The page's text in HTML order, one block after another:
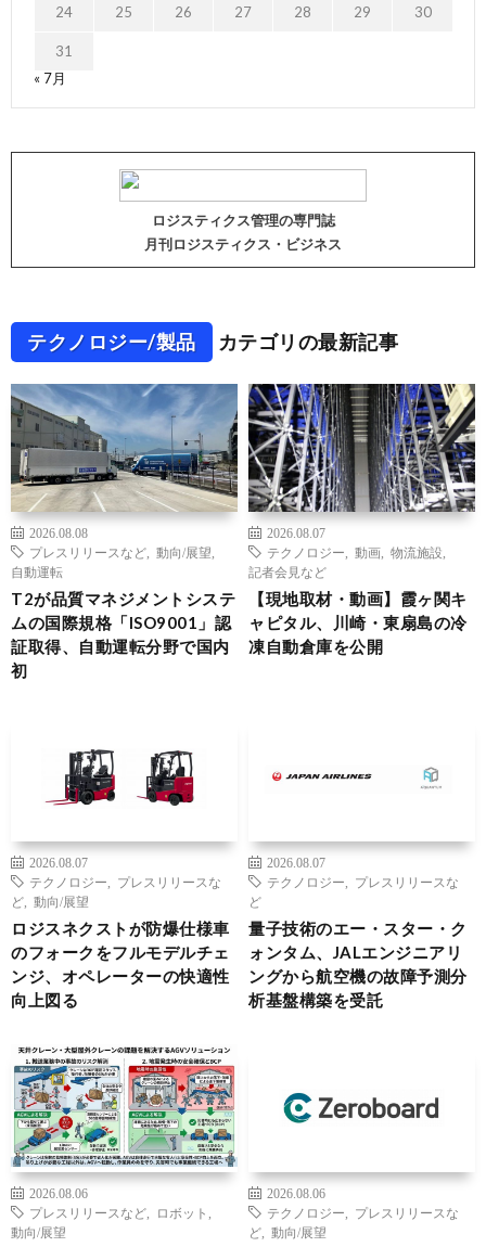
24 25 26 27 28 29 30
31
« 7月
ロジスティクス管理の専門誌
月刊ロジスティクス・ビジネス
テクノロジー/製品 カテゴリの最新記事
2026.08.08
プレスリリースなど
動向/展望
自動運転
T2が品質マネジメントシステ
ムの国際規格「ISO9001」認
証取得、自動運転分野で国内
初
2026.08.07
テクノロジー
動画 物流施設
記者会見など
【現地取材・動画】霞ヶ関キ
ャピタル、川崎・東扇島の冷
凍自動倉庫を公開
2026.08.07
テクノロジー
プレスリリースな
ど
動向/展望
ロジスネクストが防爆仕様車
のフォークをフルモデルチェ
ンジ、オペレーターの快適性
向上図る
2026.08.07
テクノロジー
プレスリリースな
ど
量子技術のエー・スター・ク
ォンタム、JALエンジニアリ
ングから航空機の故障予測分
析基盤構築を受託
2026.08.06
プレスリリースなど
ロボット
動向/展望
2026.08.06
テクノロジー
プレスリリースな
ど
動向/展望